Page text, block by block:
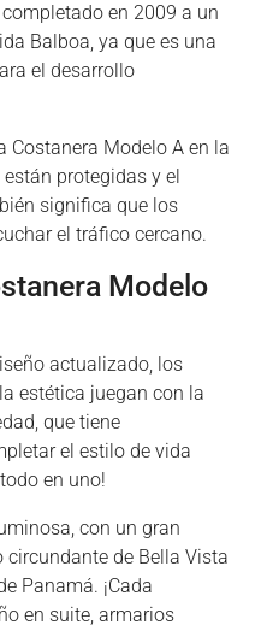
en 2009 a un
Balboa, ya que es una
el desarrollo
Costanera Modelo A en la
protegidas y el
significa que los
el tráfico cercano.
Modelo
actualizado, los
estética juegan con la
que tiene
el estilo de vida
en uno!
con un gran
de Bella Vista
Panamá. ¡Cada
en suite, armarios